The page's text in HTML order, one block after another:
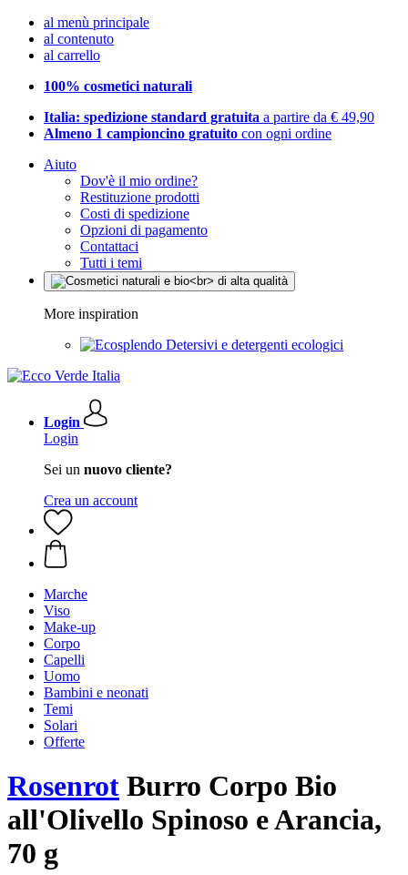
al menù principale
al contenuto
al carrello
100% cosmetici naturali
Italia: spedizione standard gratuita a partire da € 49,90
Almeno 1 campioncino gratuito con ogni ordine
Aiuto
Dov'è il mio ordine?
Restituzione prodotti
Costi di spedizione
Opzioni di pagamento
Contattaci
Tutti i temi
More inspiration
Detersivi e detergenti ecologici
Login
Login
Sei un nuovo cliente?
Crea un account
Marche
Viso
Make-up
Corpo
Capelli
Uomo
Bambini e neonati
Temi
Solari
Offerte
Rosenrot Burro Corpo Bio
all'Olivello Spinoso e Arancia,
70 g